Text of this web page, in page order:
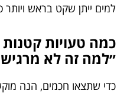
למים ייתן שקט בראש ויותר
כמה טעויות
״למה זה לא מרגיש
כדי שתצאו חכמים, הנה